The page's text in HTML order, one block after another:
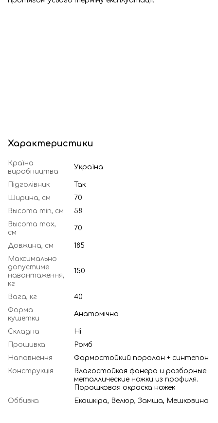
Характеристики
Країна
виробництва
Україна
Підголівник
Так
Ширина, см
70
Высота min, см
58
Высота max,
см
70
Довжина, см
185
Максимально
допустиме
навантаження,
кг
150
Вага, кг
40
Форма
кушетки
Анатомічна
Складна
Ні
Прошивка
Ромб
Наповнення
Формостойкий поролон + синтепон
Конструкція
Влагостойкая фанера и разборные
металлические ножки из профиля.
Порошковая окраска ножек
Оббивка
Екошкіра, Велюр, Замша, Мешковина